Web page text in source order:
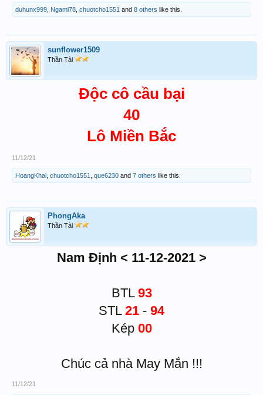
duhunx999 Ngami78 chuotcho1551 and 8 others like this.
sunflower1509
Thần Tài
Độc cô cầu bại
40
Lô Miền Bắc
11/12/21
HoangKhai chuotcho1551 que6230 and 7 others like this.
PhongAka
Thần Tài
Nam Định < 11-12-2021 >
BTL 93
STL 21 - 94
Kép 00
Chúc cả nhà May Mắn !!!
11/12/21